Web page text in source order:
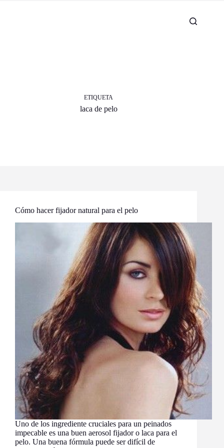
ETIQUETA
laca de pelo
Cómo hacer fijador natural para el pelo
Uno de los ingrediente cruciales para un peinados
impecable es una buen aerosol fijador o laca para el
pelo. Una buena fórmula puede ser difícil de